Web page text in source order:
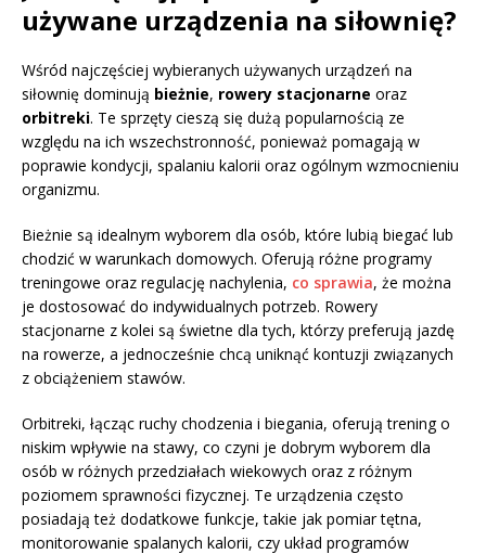
używane urządzenia na siłownię?
Wśród najczęściej wybieranych używanych urządzeń na
siłownię dominują bieżnie, rowery stacjonarne oraz
orbitreki. Te sprzęty cieszą się dużą popularnością ze
względu na ich wszechstronność, ponieważ pomagają w
poprawie kondycji, spalaniu kalorii oraz ogólnym wzmocnieniu
organizmu.
Bieżnie są idealnym wyborem dla osób, które lubią biegać lub
chodzić w warunkach domowych. Oferują różne programy
treningowe oraz regulację nachylenia, co sprawia, że można
je dostosować do indywidualnych potrzeb. Rowery
stacjonarne z kolei są świetne dla tych, którzy preferują jazdę
na rowerze, a jednocześnie chcą uniknąć kontuzji związanych
z obciążeniem stawów.
Orbitreki, łącząc ruchy chodzenia i biegania, oferują trening o
niskim wpływie na stawy, co czyni je dobrym wyborem dla
osób w różnych przedziałach wiekowych oraz z różnym
poziomem sprawności fizycznej. Te urządzenia często
posiadają też dodatkowe funkcje, takie jak pomiar tętna,
monitorowanie spalanych kalorii, czy układ programów